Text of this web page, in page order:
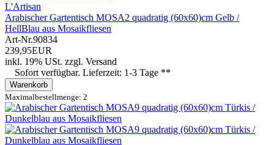
L'Artisan
Arabischer Gartentisch MOSA2 quadratig (60x60)cm Gelb /
HellBlau aus Mosaikfliesen
Art-Nr.90834
239,95EUR
inkl. 19% USt. zzgl. Versand
Sofort verfügbar. Lieferzeit: 1-3 Tage **
Warenkorb
Maximalbestellmenge: 2